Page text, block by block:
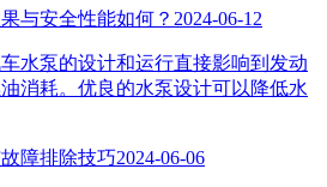
与安全性能如何？ 2024-06-12
水泵的设计和运行直接影响到发动
消耗。优良的水泵设计可以降低水
障排除技巧2024-06-06